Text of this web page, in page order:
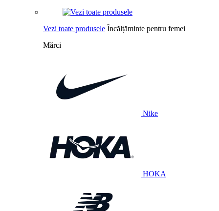
Vezi toate produsele Încălțăminte pentru femei
Mărci
Nike
HOKA